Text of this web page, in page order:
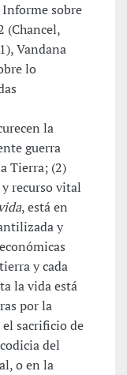
sobre
(Chancel,
Vandana
lo
la
guerra
Tierra; (2)
recurso vital
, está en
y
y cada
la vida está
por la
el sacrificio de
del
o en la